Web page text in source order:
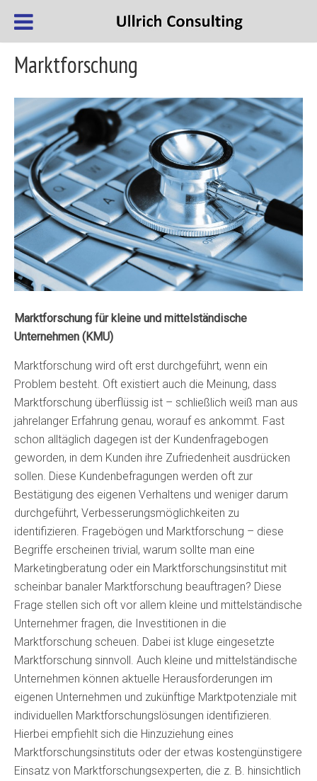
Marktforschung
Marktforschung für kleine und mittelständische
Unternehmen (KMU)
Marktforschung wird oft erst durchgeführt, wenn ein
Problem besteht. Oft existiert auch die Meinung, dass
Marktforschung überflüssig ist – schließlich weiß man aus
jahrelanger Erfahrung genau, worauf es ankommt. Fast
schon alltäglich dagegen ist der Kundenfragebogen
geworden, in dem Kunden ihre Zufriedenheit ausdrücken
sollen. Diese Kundenbefragungen werden oft zur
Bestätigung des eigenen Verhaltens und weniger darum
durchgeführt, Verbesserungsmöglichkeiten zu
identifizieren. Fragebögen und Marktforschung – diese
Begriffe erscheinen trivial, warum sollte man eine
Marketingberatung oder ein Marktforschungsinstitut mit
scheinbar banaler Marktforschung beauftragen? Diese
Frage stellen sich oft vor allem kleine und mittelständische
Unternehmer fragen, die Investitionen in die
Marktforschung scheuen. Dabei ist kluge eingesetzte
Marktforschung sinnvoll. Auch kleine und mittelständische
Unternehmen können aktuelle Herausforderungen im
eigenen Unternehmen und zukünftige Marktpotenziale mit
individuellen Marktforschungslösungen identifizieren.
Hierbei empfiehlt sich die Hinzuziehung eines
Marktforschungsinstituts oder der etwas kostengünstigere
Einsatz von Marktforschungsexperten, die z. B. hinsichtlich